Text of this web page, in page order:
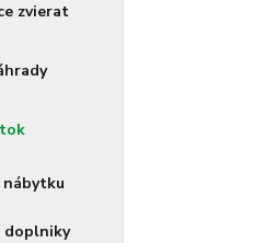
zvierat
doplniky